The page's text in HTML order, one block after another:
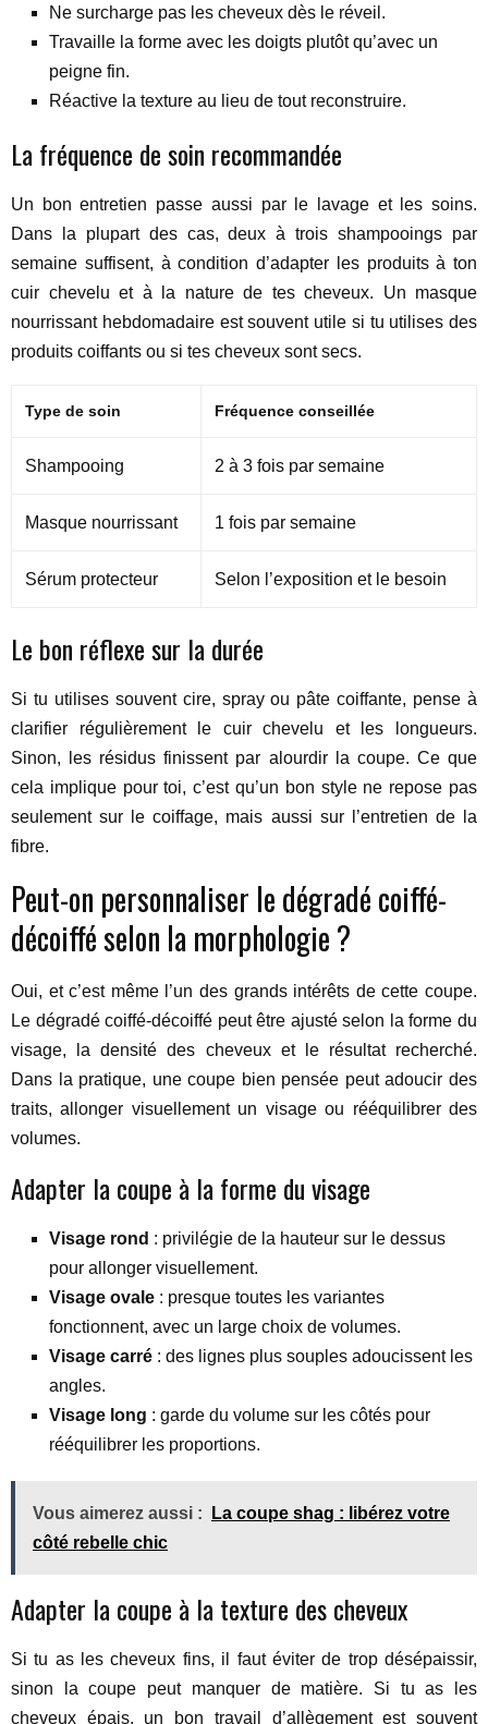
Ne surcharge pas les cheveux dès le réveil.
Travaille la forme avec les doigts plutôt qu’avec un
peigne fin.
Réactive la texture au lieu de tout reconstruire.
La fréquence de soin recommandée
Un bon entretien passe aussi par le lavage et les soins.
Dans la plupart des cas, deux à trois shampooings par
semaine suffisent, à condition d’adapter les produits à ton
cuir chevelu et à la nature de tes cheveux. Un masque
nourrissant hebdomadaire est souvent utile si tu utilises des
produits coiffants ou si tes cheveux sont secs.
Type de soin Fréquence conseillée
Shampooing 2 à 3 fois par semaine
Masque nourrissant 1 fois par semaine
Sérum protecteur Selon l’exposition et le besoin
Le bon réflexe sur la durée
Si tu utilises souvent cire, spray ou pâte coiffante, pense à
clarifier régulièrement le cuir chevelu et les longueurs.
Sinon, les résidus finissent par alourdir la coupe. Ce que
cela implique pour toi, c’est qu’un bon style ne repose pas
seulement sur le coiffage, mais aussi sur l’entretien de la
fibre.
Peut-on personnaliser le dégradé coiffé-
décoiffé selon la morphologie ?
Oui, et c’est même l’un des grands intérêts de cette coupe.
Le dégradé coiffé-décoiffé peut être ajusté selon la forme du
visage, la densité des cheveux et le résultat recherché.
Dans la pratique, une coupe bien pensée peut adoucir des
traits, allonger visuellement un visage ou rééquilibrer des
volumes.
Adapter la coupe à la forme du visage
Visage rond : privilégie de la hauteur sur le dessus
pour allonger visuellement.
Visage ovale : presque toutes les variantes
fonctionnent, avec un large choix de volumes.
Visage carré : des lignes plus souples adoucissent les
angles.
Visage long : garde du volume sur les côtés pour
rééquilibrer les proportions.
Vous aimerez aussi :
La coupe shag : libérez votre
côté rebelle chic
Adapter la coupe à la texture des cheveux
Si tu as les cheveux fins, il faut éviter de trop désépaissir,
sinon la coupe peut manquer de matière. Si tu as les
cheveux épais, un bon travail d’allègement est souvent